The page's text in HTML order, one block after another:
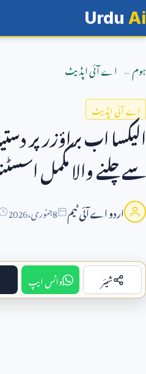
Urdu Ai
ہوم اے آئی اپڈیٹ
اے آئی اپڈیٹ
الیکسا اب براؤزر
سے چلنے والا مکمل
اردو اے آئی ٹیم 8جنوری،2026
شیئر واٹس ایپ